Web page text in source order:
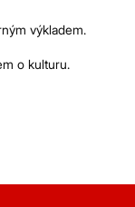
výkladem.
o kulturu.